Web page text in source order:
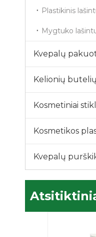
Plastikinis
Mygtuko
Kvepalų
Kelionių
Kosmetiniai
Kosmetikos
Kvepalų